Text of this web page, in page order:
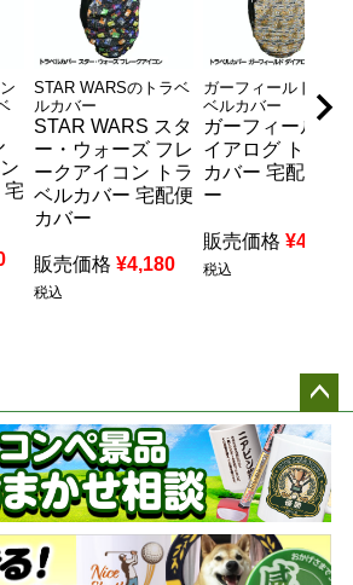
宅
STAR WARSのトラベ
ルカバー
STAR WARS スタ
ー・ウォーズ フレ
ークアイコン トラ
ベルカバー 宅配便
カバー
販売価格 ¥4,180
税込
ガーフィールドのト
ベルカバー
ガーフィールド
イアログ トラベ
カバー 宅配便カ
ー
販売価格 ¥4,180
税込
ペー
ジト
ップ
へ